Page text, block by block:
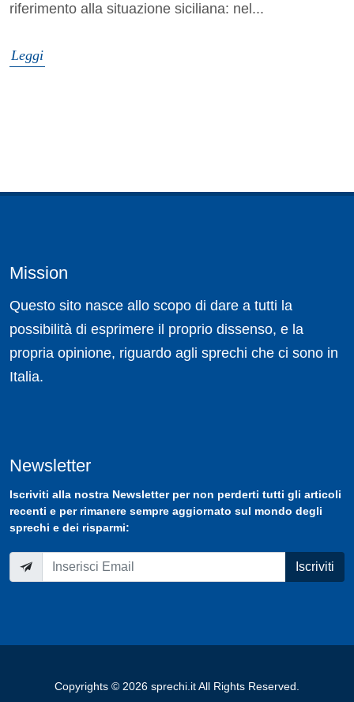
riferimento alla situazione siciliana: nel...
Leggi
Mission
Questo sito nasce allo scopo di dare a tutti la
possibilità di esprimere il proprio dissenso, e la
propria opinione, riguardo agli sprechi che ci sono in
Italia.
Newsletter
Iscriviti alla nostra Newsletterper non perderti tutti gli articoli
recenti e per rimanere sempre aggiornato sul mondo degli
sprechi e dei risparmi:
Iscriviti
Copyrights © 2026 sprechi.it All Rights Reserved.